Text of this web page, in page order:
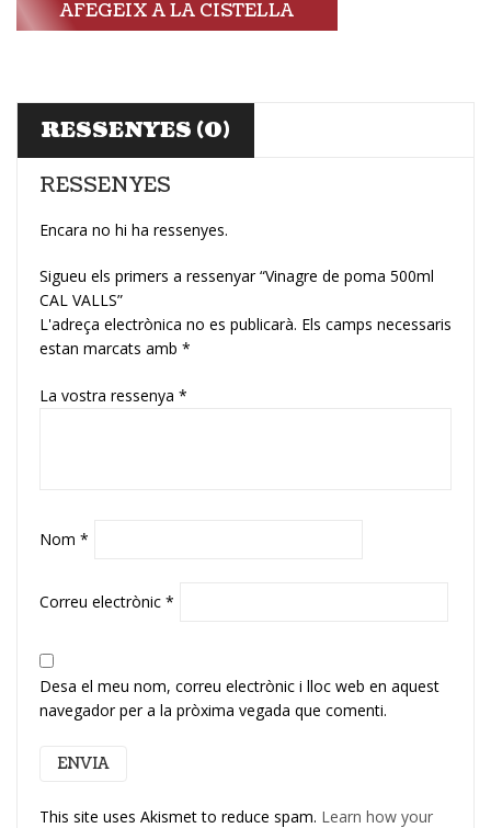
AFEGEIX A LA CISTELLA
RESSENYES (0)
RESSENYES
Encara no hi ha ressenyes.
Sigueu els primers a ressenyar “Vinagre de poma 500ml
CAL VALLS”
L'adreça electrònica no es publicarà. Els camps necessaris
estan marcats amb *
La vostra ressenya *
Nom *
Correu electrònic *
Desa el meu nom, correu electrònic i lloc web en aquest
navegador per a la pròxima vegada que comenti.
This site uses Akismet to reduce spam. Learn how your